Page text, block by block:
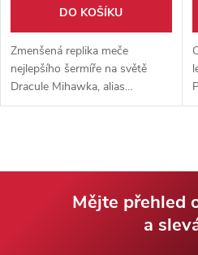
DO KOŠÍKU
Zmenšená replika meče
nejlepšího šermíře na světě
Dracule Mihawka, alias
Jestřábího oka. Propracované
Mějte přehled
a